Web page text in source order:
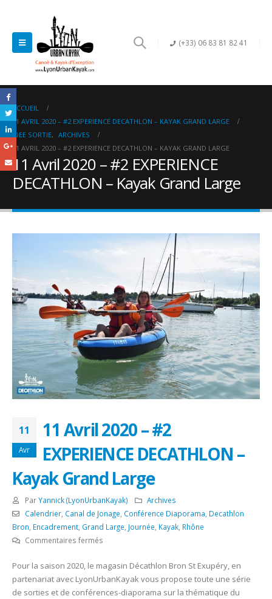
(+33) 06 83 81 82 41
ACCUEIL
11 AVRIL 2020 – #2 EXPERIENCE DECATHLON – KAYAK GRAND LARGE
IDEE SORTIE, ARCHIVES
11 AVRIL 2020 – #2 EXPERIENCE DECATHLON – KAYAK GRAND LARGE
11 Avril 2020 – #2 EXPERIENCE
DECATHLON – Kayak Grand Large
11
Avr
11 Avril 2020 – #2
EXPERIENCE DECATHLON –
Kayak Grand Large
Par Yannick (LyonUrbanKayak)
Archives
Calendrier, Canal de Jonage Conférence Diaporama Decathlon
Bron Encadrement Grand Large Journée Kayak Rhône
Commentaires ferméssur
Avril
2020
–
Pour la saison 2020, le magasin Décathlon Bron St Exupéry, en
partenariat avec LyonUrbanKayak vous propose toute une série
de sorties et de conférences-diaporama sur la thématique du